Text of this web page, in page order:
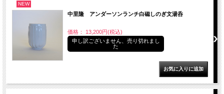
NEW
中里隆 アンダーソンランチ白磁しのぎ文湯呑
価格： 13,200円(税込)
申し訳ございません、売り切れまし
た